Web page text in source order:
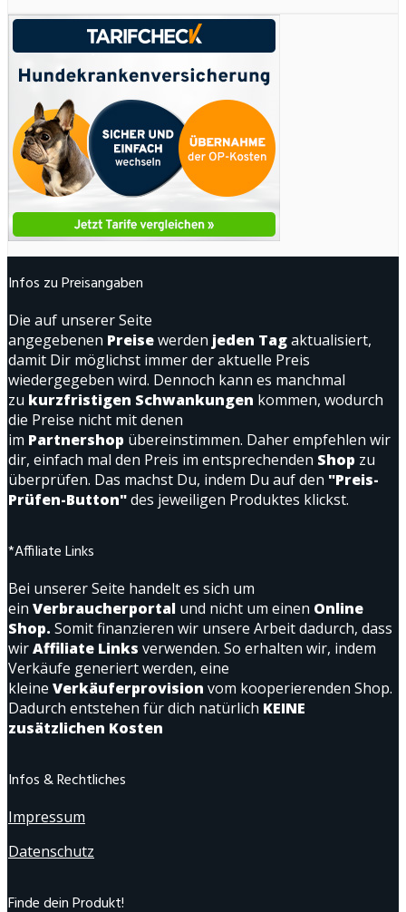
Infos zu Preisangaben
Die auf unserer Seite
angegebenen Preisewerden jeden Tagaktualisiert,
damit Dir möglichst immer der aktuelle Preis
wiedergegeben wird. Dennoch kann es manchmal
zu kurzfristigen Schwankungen kommen, wodurch
die Preise nicht mit denen
im Partnershop übereinstimmen. Daher empfehlen wir
dir, einfach mal den Preis im entsprechenden Shop zu
überprüfen. Das machst Du, indem Du auf den "Preis-
Prüfen-Button"des jeweiligen Produktes klickst.
*Affiliate Links
Bei unserer Seite handelt es sich um
ein Verbraucherportal und nicht um einen Online
Shop. Somit finanzieren wir unsere Arbeit dadurch, dass
wirAffiliate Links verwenden. So erhalten wir, indem
Verkäufe generiert werden, eine
kleine Verkäuferprovision vom kooperierenden Shop.
Dadurch entstehen für dich natürlich KEINE
zusätzlichen Kosten
Infos & Rechtliches
Impressum
Datenschutz
Finde dein Produkt!